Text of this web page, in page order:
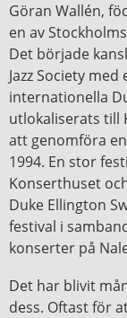
Göran Wallén,
en av
Det började
Jazz Society
internationella
utlokaliserats till
att genomföra
1994. En stor
Konserthuset
Duke Ellington
festival i
konserter på
Det har blivit
dess. Oftast för